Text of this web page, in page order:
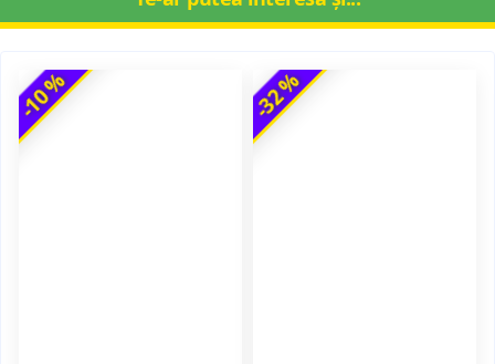
-10 % -32 %